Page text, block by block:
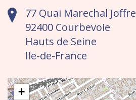
77 Quai Marechal Joffre
92400 Courbevoie
Hauts de Seine
Ile-de-France
+